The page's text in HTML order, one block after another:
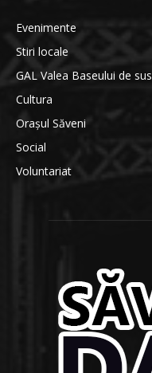
Evenimente
Stiri locale
GAL Valea Baseului de sus
Cultura
Orașul Săveni
Social
Voluntariat